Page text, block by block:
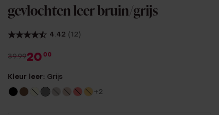
gevlochten leer bruin/grijs
4.42 (12)
39.9920 00
Kleur leer: Grijs
+2